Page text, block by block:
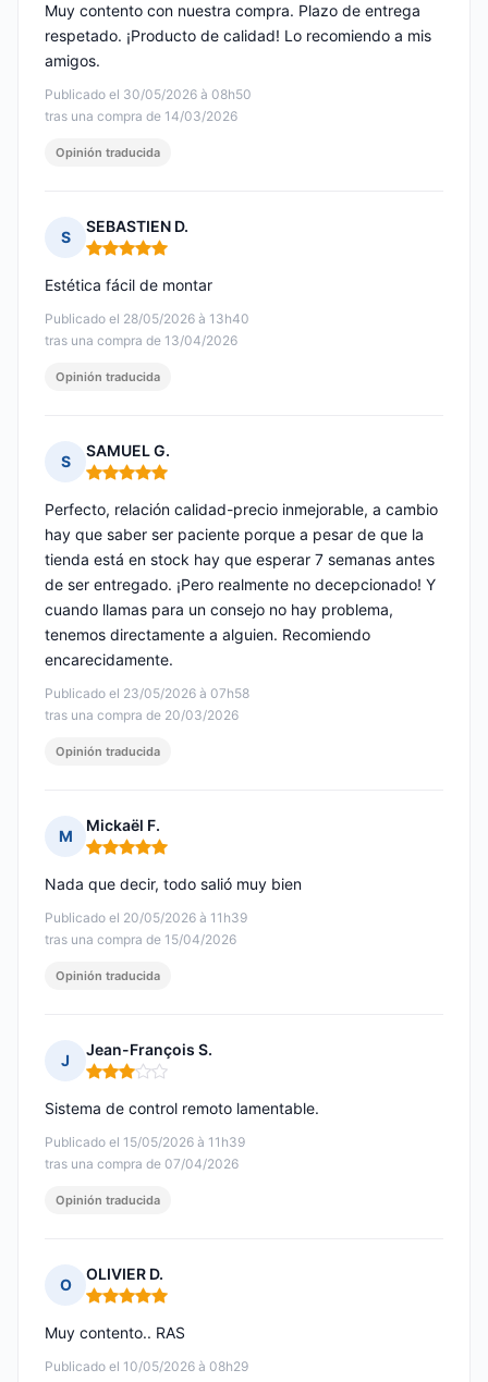
Publicado el 30/05/2026 à 08h50
tras una compra de 14/03/2026
Muy contento con nuestra compra. Plazo de entrega
respetado. ¡Producto de calidad! Lo recomiendo a mis
amigos.
Opinión traducida
S
SEBASTIEN D.
Nota: 5 de 5
Publicado el 28/05/2026 à 13h40
tras una compra de 13/04/2026
Estética fácil de montar
Opinión traducida
S
SAMUEL G.
Nota: 5 de 5
Publicado el 23/05/2026 à 07h58
tras una compra de 20/03/2026
Perfecto, relación calidad-precio inmejorable, a cambio
hay que saber ser paciente porque a pesar de que la
tienda está en stock hay que esperar 7 semanas antes
de ser entregado. ¡Pero realmente no decepcionado! Y
cuando llamas para un consejo no hay problema,
tenemos directamente a alguien. Recomiendo
encarecidamente.
Opinión traducida
M
Mickaël F.
Nota: 5 de 5
Publicado el 20/05/2026 à 11h39
tras una compra de 15/04/2026
Nada que decir, todo salió muy bien
Opinión traducida
J
Jean-François S.
Nota: 3 de 5
Publicado el 15/05/2026 à 11h39
tras una compra de 07/04/2026
Sistema de control remoto lamentable.
Opinión traducida
O
OLIVIER D.
Nota: 5 de 5
Publicado el 10/05/2026 à 08h29
Muy contento.. RAS